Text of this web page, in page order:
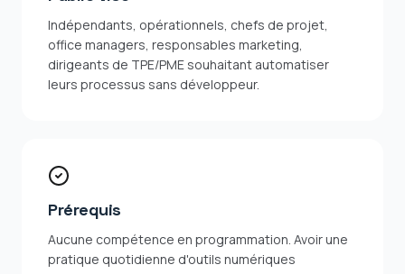
Indépendants, opérationnels, chefs de projet,
office managers, responsables marketing,
dirigeants de TPE/PME souhaitant automatiser
leurs processus sans développeur.
Prérequis
Aucune compétence en programmation. Avoir une
pratique quotidienne d'outils numériques